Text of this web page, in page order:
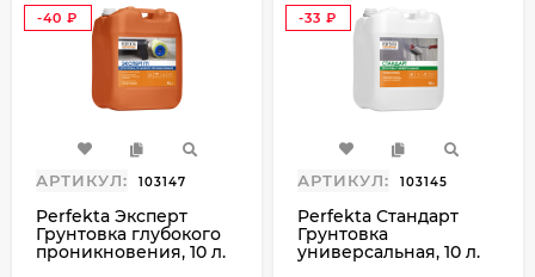
силикатный; ПГП; пенобетон;
пенополистиролбетон; цементно-
известковое; цементно-песчаное; ЦСП.
Преимущества:
повышенная устойчивость к
атмосферным воздействиям
-40
АРТИКУЛ: 103147
Perfekta Эксперт
Грунтовка глубокого
проникновения, 10 л.
-33
АРТИКУЛ: 103145
Perfekta Стандарт
Грунтовка
универсальная, 10 л.